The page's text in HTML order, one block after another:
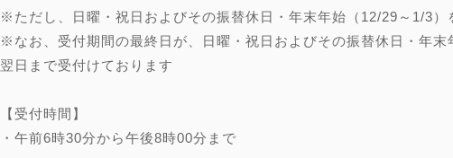
※ただし、日曜・祝日およびその振替休日・年末年始（12/29～1/3）
※なお、受付期間の最終日が、日曜・祝日およびその振替休日・年
翌日まで受付けております
【受付時間】
・午前6時30分から午後8時00分まで